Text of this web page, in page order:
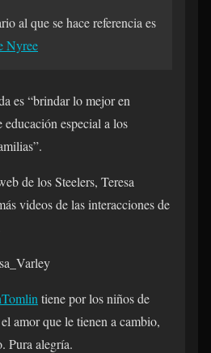
al que se hace referencia es
Nyree
es “brindar lo mejor en
especial a los
de los Steelers, Teresa
videos de las interacciones de
tiene por los niños de
amor que le tienen a cambio,
Pura alegría.